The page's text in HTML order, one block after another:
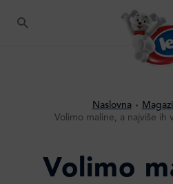
Naslovna
Volimo maline, a najviše ih
Volimo